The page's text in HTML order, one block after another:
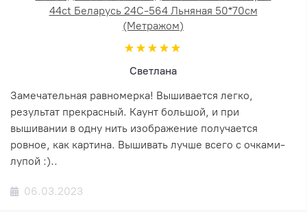
44ct Беларусь 24С-564 Льняная 50*70см
(Метражом)
Светлана
Замечательная равномерка! Вышивается легко,
результат прекрасный. Каунт большой, и при
вышивании в одну нить изображение получается
ровное, как картина. Вышивать лучше всего с очками-
лупой :)..
06.03.2023